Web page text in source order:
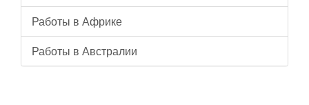
Работы в Африке
Работы в Австралии